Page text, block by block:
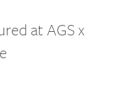
at AGS x